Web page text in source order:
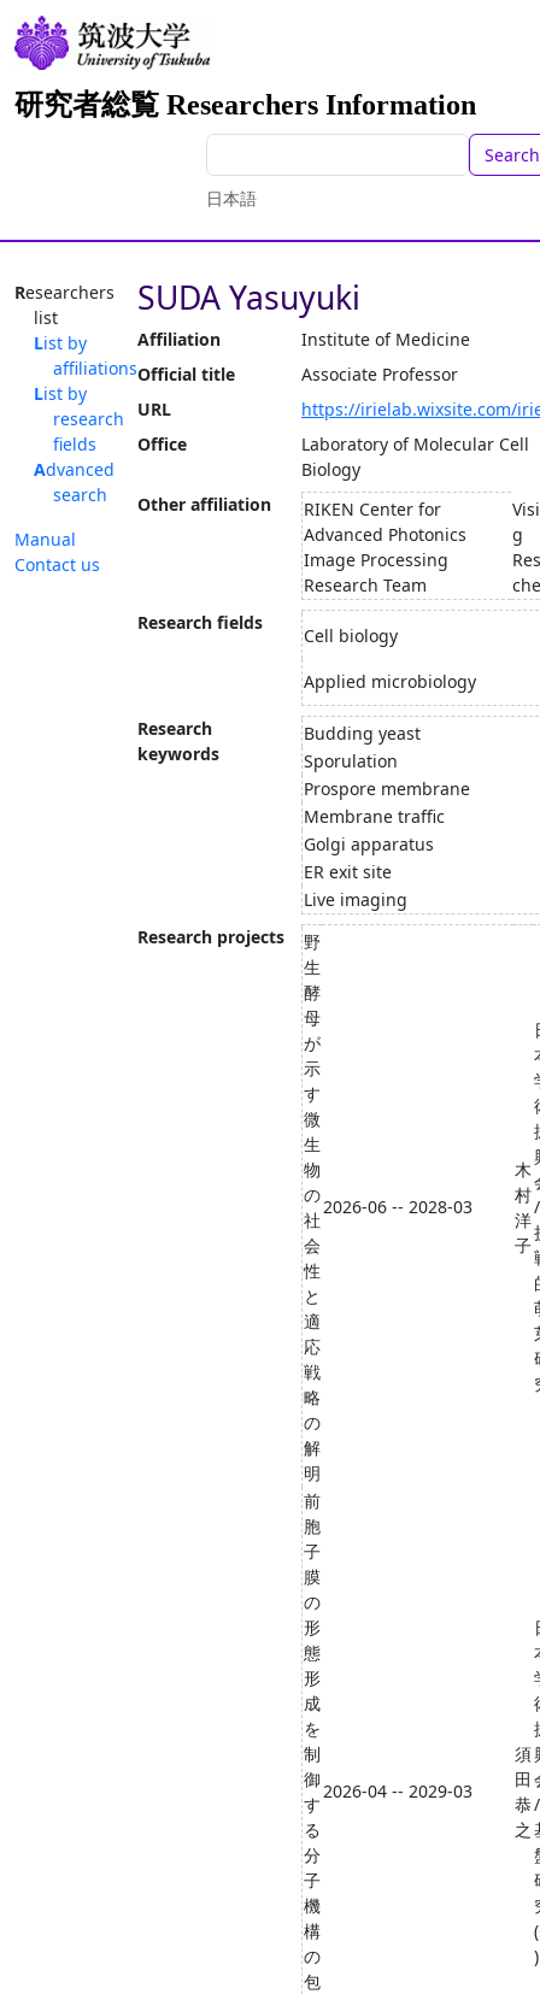
研究者総覧 Researchers Information
Search
日本語
Researchers
list
List by
affiliations
List by
research
fields
Advanced
search
Manual
Contact us
SUDA Yasuyuki
Affiliation
Institute of Medicine
Official title
Associate Professor
URL
https://irielab.wixsite.com/
Office
Laboratory of Molecular Cell
Biology
Other affiliation
RIKEN Center for
Advanced Photonics
Image Processing
Research Team
g
Research fields
Cell biology
Applied microbiology
Research
keywords
Budding yeast
Sporulation
Prospore membrane
Membrane traffic
Golgi apparatus
ER exit site
Live imaging
Research projects
野
生
酵
母
が
示
す
微
生
物
の
社
会
性
と
適
応
戦
略
の
解
明
2026-06 -- 2028-03
木
村
洋
子
/
前
胞
子
膜
の
形
態
形
成
を
制
御
す
る
分
子
機
構
の
包
2026-04 -- 2029-03
須
田
恭
之
/
)